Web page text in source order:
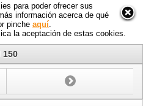
para poder ofrecer sus
información acerca de qué
pinche aquí
la aceptación de estas cookies.
150